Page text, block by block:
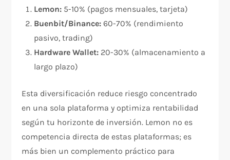
Lemon: 5-10% (pagos mensuales, tarjeta)
Buenbit/Binance: 60-70% (rendimiento
pasivo, trading)
Hardware Wallet: 20-30% (almacenamiento a
largo plazo)
Esta diversificación reduce riesgo concentrado
en una sola plataforma y optimiza rentabilidad
según tu horizonte de inversión. Lemon no es
competencia directa de estas plataformas; es
más bien un complemento práctico para